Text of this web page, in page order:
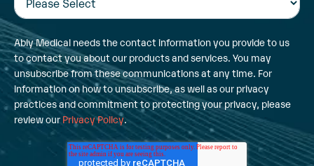
Ably Medical needs the contact information you provide to us
to contact you about our products and services. You may
unsubscribe from these communications at any time. For
information on how to unsubscribe, as well as our privacy
practices and commitment to protecting your privacy, please
review our Privacy Policy.